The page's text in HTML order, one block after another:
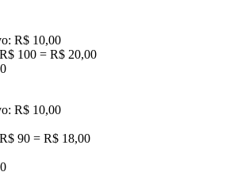
R$ 10,00
100 = R$ 20,00
R$ 70,00
progressivo: R$ 10,00
sobre R$ 90 = R$ 18,00
final: R$ 72,00